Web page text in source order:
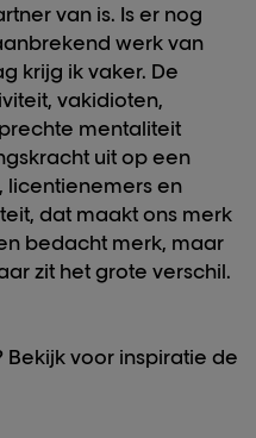
van is. Is er nog
werk van
krijg ik vaker. De
vakidioten,
mentaliteit
uit op een
en
dat maakt ons merk
bedacht merk, maar
zit het grote verschil.
Bekijk voor inspiratie de